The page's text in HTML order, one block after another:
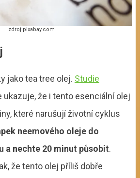
zdroj:pixabay.com
jako tea tree olej. Studie
ukazuje, že i tento esenciální olej
které narušují životní cyklus
neemového oleje do
a nechte 20 minut působit.
že tento olej příliš dobře